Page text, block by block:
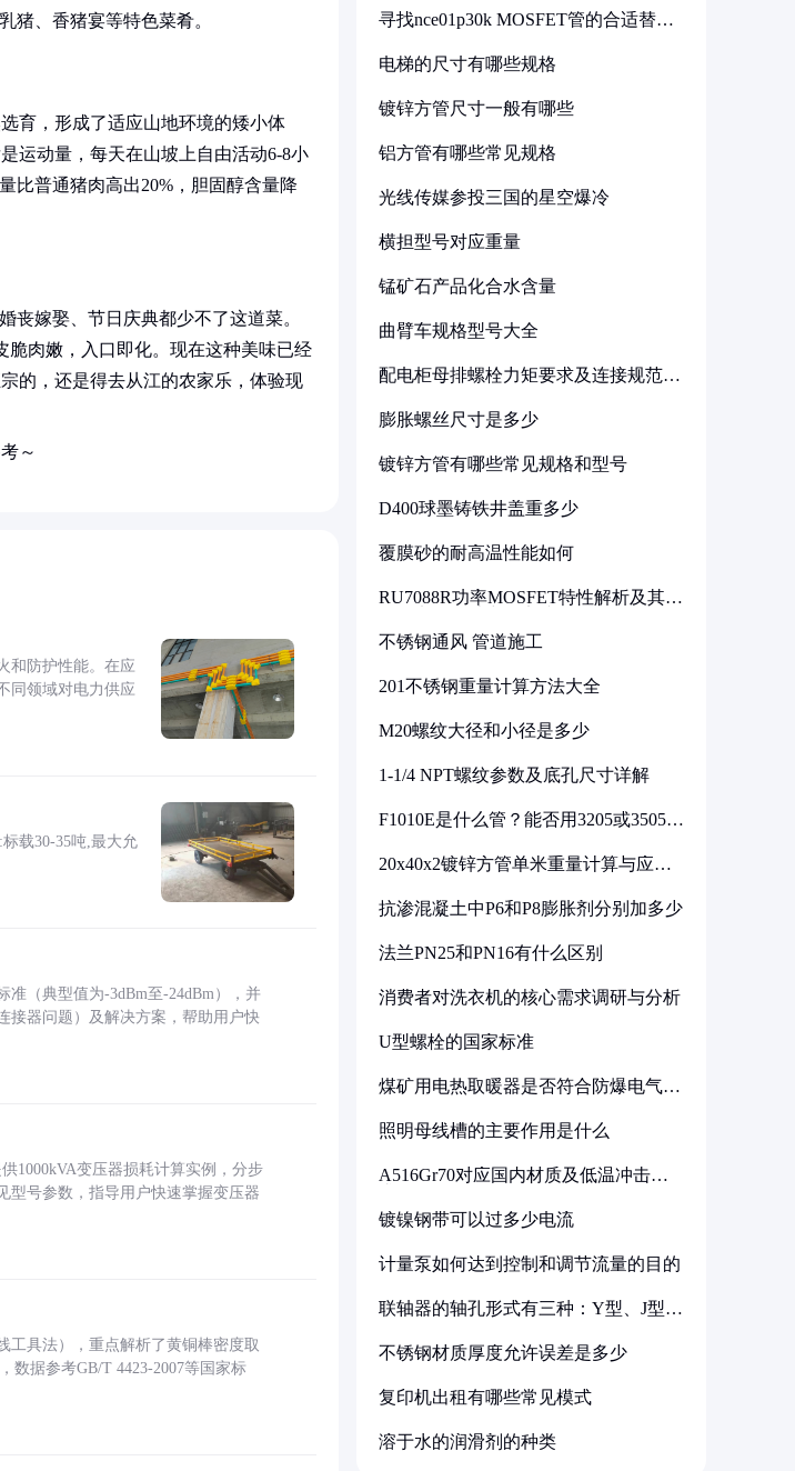
猪、香猪宴等特色菜肴。
育，形成了适应山地环境的矮小体
运动量，每天在山坡上自由活动6-8小
比普通猪肉高出20%，胆固醇含量降
丧嫁娶、节日庆典都少不了这道菜。
脆肉嫩，入口即化。现在这种美味已经
的，还是得去从江的农家乐，体验现
～
和防护性能。在应
同领域对电力供应
载30-35吨,最大允
（典型值为-3dBm至-24dBm），并
接器问题）及解决方案，帮助用户快
1000kVA变压器损耗计算实例，分步
型号参数，指导用户快速掌握变压器
工具法），重点解析了黄铜棒密度取
数据参考GB/T 4423-2007等国家标
寻找nce01p30k MOSFET管的合适替代
电梯的尺寸有哪些规格
镀锌方管尺寸一般有哪些
铝方管有哪些常见规格
光线传媒参投三国的星空爆冷
横担型号对应重量
锰矿石产品化合水含量
曲臂车规格型号大全
配电柜母排螺栓力矩要求及连接规范详
膨胀螺丝尺寸是多少
镀锌方管有哪些常见规格和型号
D400球墨铸铁井盖重多少
覆膜砂的耐高温性能如何
RU7088R功率MOSFET特性解析及其在
不锈钢通风 管道施工
201不锈钢重量计算方法大全
M20螺纹大径和小径是多少
1-1/4 NPT螺纹参数及底孔尺寸详解
F1010E是什么管？能否用3205或3505代
20x40x2镀锌方管单米重量计算与应用
抗渗混凝土中P6和P8膨胀剂分别加多少
法兰PN25和PN16有什么区别
消费者对洗衣机的核心需求调研与分析
U型螺栓的国家标准
煤矿用电热取暖器是否符合防爆电气设
照明母线槽的主要作用是什么
A516Gr70对应国内材质及低温冲击要
镀镍钢带可以过多少电流
计量泵如何达到控制和调节流量的目的
联轴器的轴孔形式有三种：Y型、J型、
不锈钢材质厚度允许误差是多少
复印机出租有哪些常见模式
溶于水的润滑剂的种类